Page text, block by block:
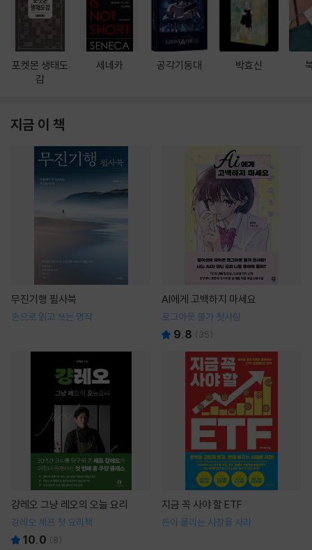
포켓몬 생태도
감
세네카 공각기동대 박효신
지금 이 책
무진기행 필사북
손으로 읽고 쓰는 명작
AI에게 고백하지 마세요
로그아웃 불가 첫사랑
9.8 ( 35)
걍레오 그냥 레오의 오늘 요리
강레오 셰프 첫 요리책
10.0 (8)
지금 꼭 사야 할 ETF
돈이 몰리는 시장을 사라